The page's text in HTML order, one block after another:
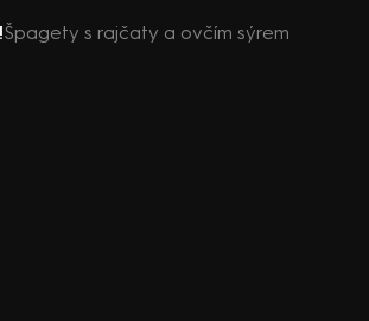
Špagety s rajčaty a ovčím sýrem